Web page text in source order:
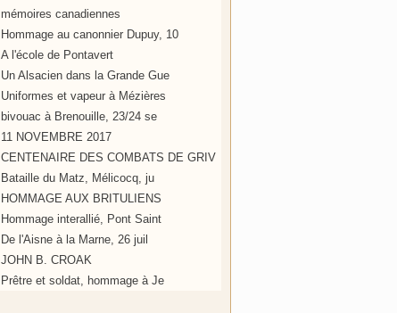
mémoires canadiennes
Hommage au canonnier Dupuy, 10
A l'école de Pontavert
Un Alsacien dans la Grande Gue
Uniformes et vapeur à Mézières
bivouac à Brenouille, 23/24 se
11 NOVEMBRE 2017
CENTENAIRE DES COMBATS DE GRIV
Bataille du Matz, Mélicocq, ju
HOMMAGE AUX BRITULIENS
Hommage interallié, Pont Saint
De l'Aisne à la Marne, 26 juil
JOHN B. CROAK
Prêtre et soldat, hommage à Je